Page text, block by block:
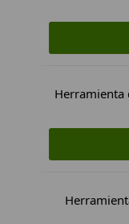
Herramienta